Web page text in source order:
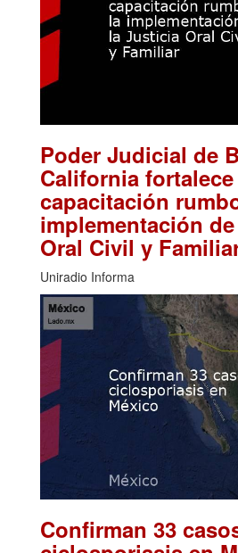
Poder Judicial de
California fortalece
capacitación
implementación
Oral Civil y
Uniradio Informa
Confirman 33